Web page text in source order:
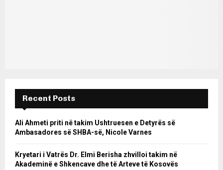
Recent Posts
Ali Ahmeti priti në takim Ushtruesen e Detyrës së
Ambasadores së SHBA-së, Nicole Varnes
Kryetari i Vatrës Dr. Elmi Berisha zhvilloi takim në
Akademinë e Shkencave dhe të Arteve të Kosovës